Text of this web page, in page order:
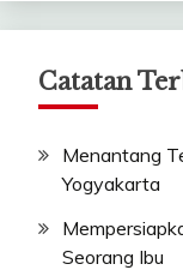
Catatan
Menantang
Yogyakarta
Seorang Ibu